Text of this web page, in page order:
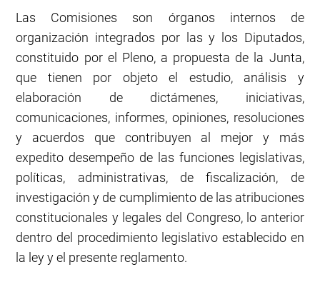
Las Comisiones son órganos internos de
organización integrados por las y los Diputados,
constituido por el Pleno, a propuesta de la Junta,
que tienen por objeto el estudio, análisis y
elaboración de dictámenes, iniciativas,
comunicaciones, informes, opiniones, resoluciones
y acuerdos que contribuyen al mejor y más
expedito desempeño de las funciones legislativas,
políticas, administrativas, de fiscalización, de
investigación y de cumplimiento de las atribuciones
constitucionales y legales del Congreso, lo anterior
dentro del procedimiento legislativo establecido en
la ley y el presente reglamento.